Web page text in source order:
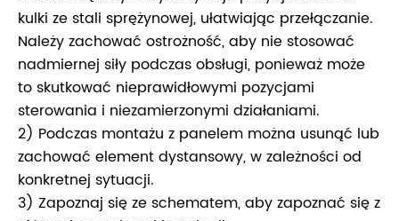
kulki ze stali sprężynowej, ułatwiając przełączanie.
Należy zachować ostrożność, aby nie stosować
nadmiernej siły podczas obsługi, ponieważ może
to skutkować nieprawidłowymi pozycjami
sterowania i niezamierzonymi działaniami.
2) Podczas montażu z panelem można usunąć lub
zachować element dystansowy, w zależności od
konkretnej sytuacji.
3) Zapoznaj się ze schematem, aby zapoznać się z